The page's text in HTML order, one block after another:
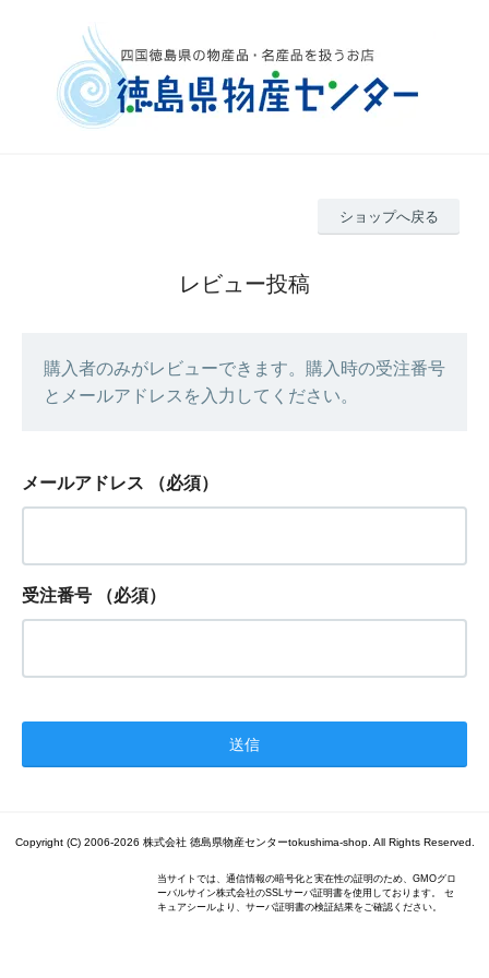
ショップへ戻る
レビュー投稿
購入者のみがレビューできます。購入時の受注番号
とメールアドレスを入力してください。
メールアドレス （必須）
受注番号 （必須）
Copyright (C) 2006-2026 株式会社 徳島県物産センターtokushima-shop. All Rights Reserved.
当サイトでは、通信情報の暗号化と実在性の証明のため、GMOグロ
ーバルサイン株式会社のSSLサーバ証明書を使用しております。 セ
キュアシールより、サーバ証明書の検証結果をご確認ください。